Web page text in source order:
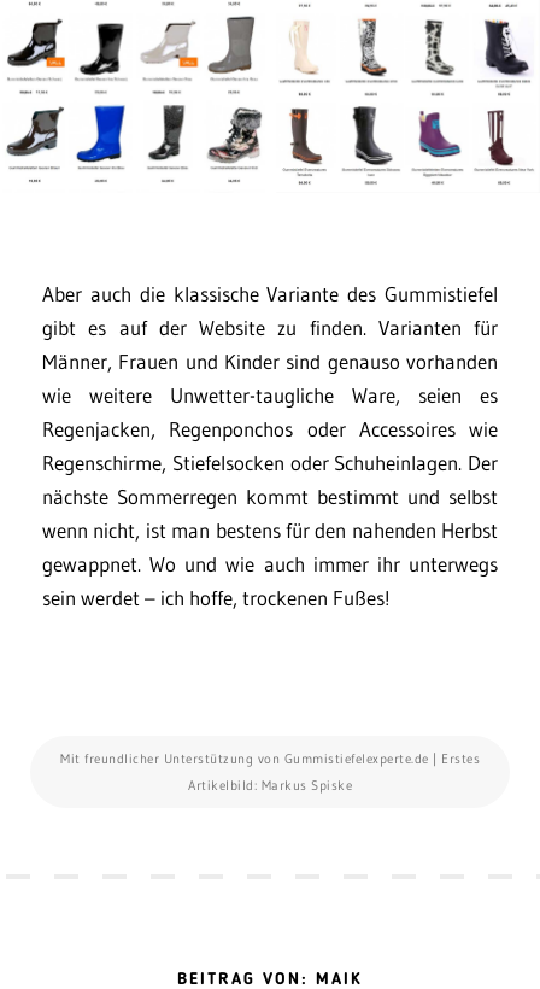
Aber auch die klassische Variante des Gummistiefel
gibt es auf der Website zu finden. Varianten für
Männer, Frauen und Kinder sind genauso vorhanden
wie weitere Unwetter-taugliche Ware, seien es
Regenjacken, Regenponchos oder Accessoires wie
Regenschirme, Stiefelsocken oder Schuheinlagen. Der
nächste Sommerregen kommt bestimmt und selbst
wenn nicht, ist man bestens für den nahenden Herbst
gewappnet. Wo und wie auch immer ihr unterwegs
sein werdet – ich hoffe, trockenen Fußes!
Mit freundlicher Unterstützung von Gummistiefelexperte.de | Erstes
Artikelbild: Markus Spiske
BEITRAG VON: MAIK